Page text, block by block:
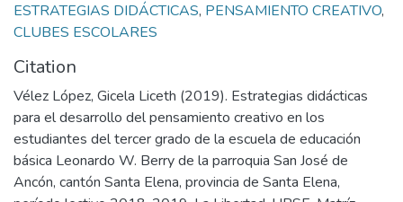
ESTRATEGIAS DIDÁCTICAS, PENSAMIENTO CREATIVO,
CLUBES ESCOLARES
Citation
Vélez López, Gicela Liceth (2019). Estrategias didácticas
para el desarrollo del pensamiento creativo en los
estudiantes del tercer grado de la escuela de educación
básica Leonardo W. Berry de la parroquia San José de
Ancón, cantón Santa Elena, provincia de Santa Elena,